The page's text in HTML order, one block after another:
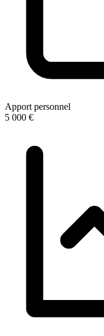
Apport personnel
5 000 €